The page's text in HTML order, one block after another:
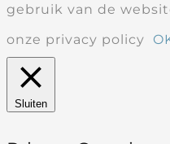
gebruik van de
onze privacy policy
Sluiten